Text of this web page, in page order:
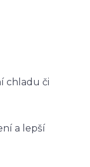
chladu či
a lepší